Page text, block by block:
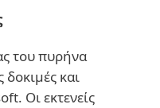
του πυρήνα
και
Οι εκτενείς